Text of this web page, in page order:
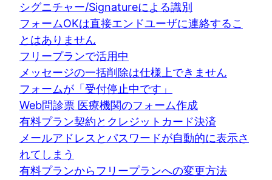
シグニチャー/Signatureによる識別
フォームOKは直接エンドユーザに連絡するこ
とはありません
フリープランで活用中
メッセージの一括削除は仕様上できません
フォームが「受付停止中です」
Web問診票 医療機関のフォーム作成
有料プラン契約とクレジットカード決済
メールアドレスとパスワードが自動的に表示さ
れてしまう
有料プランからフリープランへの変更方法